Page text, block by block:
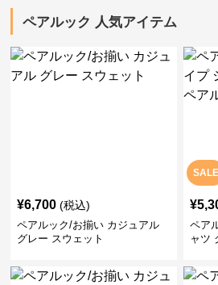
ペアルック 人気アイテム
¥6,700 (税込)
ペアルック/お揃い カジュアル
グレー スウェット
SALE
¥
ペア
ャツ